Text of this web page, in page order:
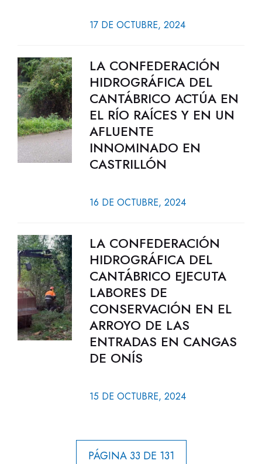
17 DE OCTUBRE, 2024
LA CONFEDERACIÓN
HIDROGRÁFICA DEL
CANTÁBRICO ACTÚA EN
EL RÍO RAÍCES Y EN UN
AFLUENTE
INNOMINADO EN
CASTRILLÓN
16 DE OCTUBRE, 2024
LA CONFEDERACIÓN
HIDROGRÁFICA DEL
CANTÁBRICO EJECUTA
LABORES DE
CONSERVACIÓN EN EL
ARROYO DE LAS
ENTRADAS EN CANGAS
DE ONÍS
15 DE OCTUBRE, 2024
PÁGINA 33 DE 131